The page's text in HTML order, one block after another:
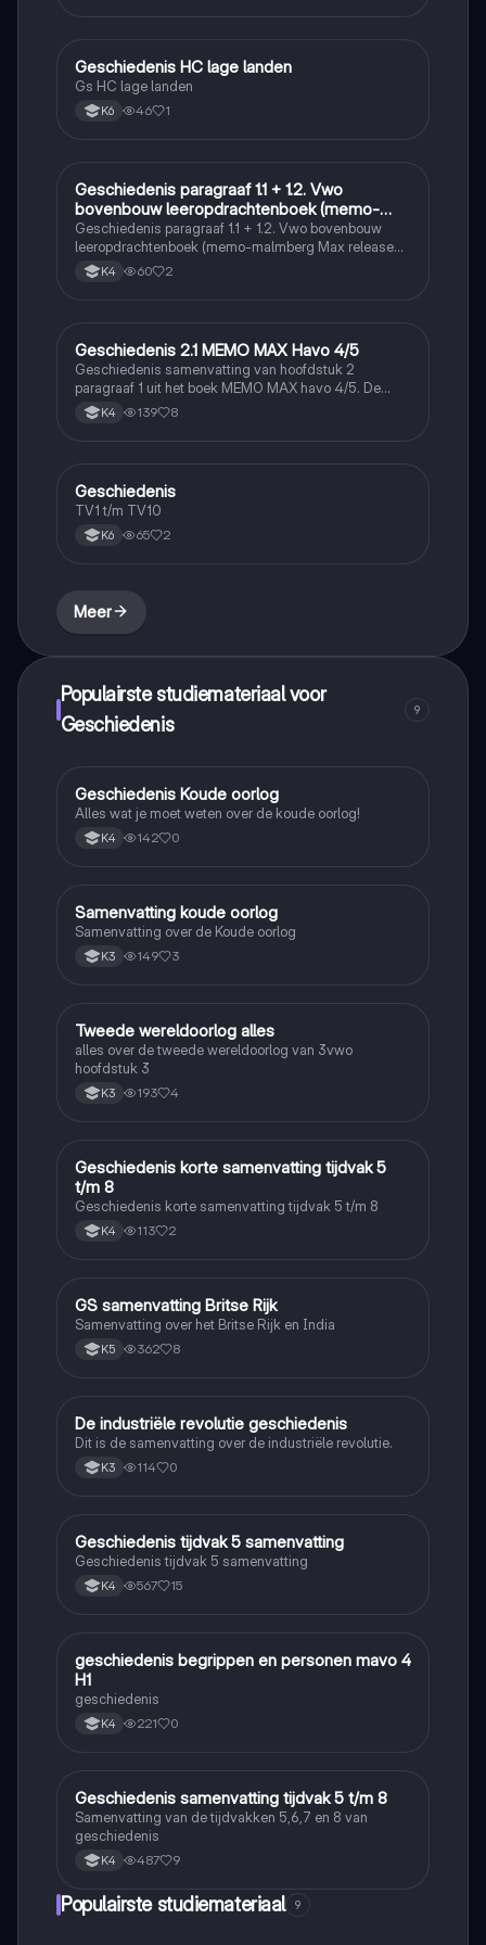
Geschiedenis
Geschiedenis HC lage landen
Gs HC lage landen
K6 46 1
Geschiedenis
Geschiedenis paragraaf 1.1 + 1.2. Vwo
bovenbouw leeropdrachtenboek (memo-
malmberg Max release 6.0)
Geschiedenis paragraaf 1.1 + 1.2. Vwo bovenbouw
leeropdrachtenboek (memo-malmberg Max release
6.0)K4 60 2
Geschiedenis
Geschiedenis 2.1 MEMO MAX Havo 4/5
Geschiedenis samenvatting van hoofdstuk 2
paragraaf 1 uit het boek MEMO MAX havo 4/5. De
dingen waar en sterretje voorstaan zijn handig om
extra door te nemen (zijn de leerdoelen). De
K4 139 8
Geschiedenis
Geschiedenis
TV1 t/m TV10
K6 65 2
Meer
Populairste studiemateriaal voor
Geschiedenis
9
Geschiedenis
Geschiedenis Koude oorlog
Alles wat je moet weten over de koude oorlog!
K4 142 0
Geschiedenis
Samenvatting koude oorlog
Samenvatting over de Koude oorlog
K3 149 3
Geschiedenis
Tweede wereldoorlog alles
alles over de tweede wereldoorlog van 3vwo
hoofdstuk 3
K3 193 4
Geschiedenis
Geschiedenis korte samenvatting tijdvak 5
t/m 8
Geschiedenis korte samenvatting tijdvak 5 t/m 8
K4 113 2
Geschiedenis
GS samenvatting Britse Rijk
Samenvatting over het Britse Rijk en India
K5 362 8
Geschiedenis
De industriële revolutie geschiedenis
Dit is de samenvatting over de industriële revolutie.
K3 114 0
Geschiedenis
Geschiedenis tijdvak 5 samenvatting
Geschiedenis tijdvak 5 samenvatting
K4 567 15
Geschiedenis
geschiedenis begrippen en personen mavo 4
H1
geschiedenis
K4 221 0
Geschiedenis
Geschiedenis samenvatting tijdvak 5 t/m 8
Samenvatting van de tijdvakken 5,6,7 en 8 van
geschiedenis
K4 487 9
Populairste studiemateriaal 9